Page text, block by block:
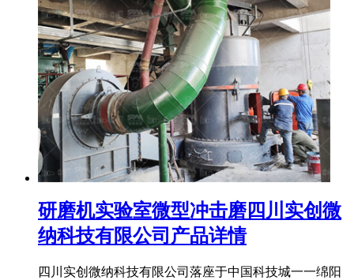
研磨机实验室微型冲击磨四川实创微
纳科技有限公司产品详情
四川实创微纳科技有限公司落座于中国科技城一一绵阳